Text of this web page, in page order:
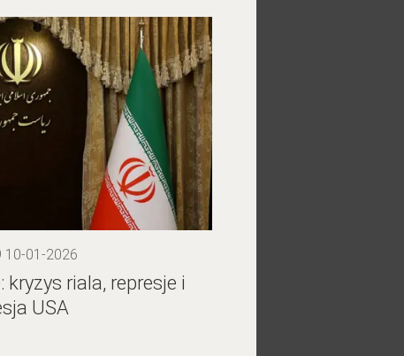
10-01-2026
riala, represje i
USA